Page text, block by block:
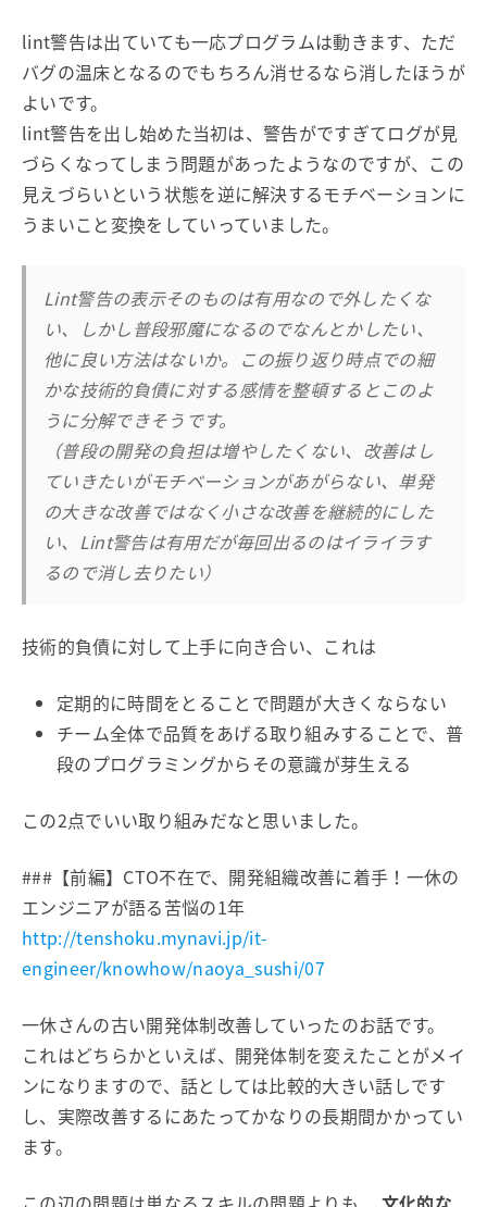
lint警告は出ていても一応プログラムは動きます、ただ
バグの温床となるのでもちろん消せるなら消したほうが
よいです。
lint警告を出し始めた当初は、警告がですぎてログが見
づらくなってしまう問題があったようなのですが、この
見えづらいという状態を逆に解決するモチベーションに
うまいこと変換をしていっていました。
Lint警告の表示そのものは有用なので外したくな
い、しかし普段邪魔になるのでなんとかしたい、
他に良い方法はないか。この振り返り時点での細
かな技術的負債に対する感情を整頓するとこのよ
うに分解できそうです。
（普段の開発の負担は増やしたくない、改善はし
ていきたいがモチベーションがあがらない、単発
の大きな改善ではなく小さな改善を継続的にした
い、Lint警告は有用だが毎回出るのはイライラす
るので消し去りたい）
技術的負債に対して上手に向き合い、これは
定期的に時間をとることで問題が大きくならない
チーム全体で品質をあげる取り組みすることで、普
段のプログラミングからその意識が芽生える
この2点でいい取り組みだなと思いました。
###【前編】CTO不在で、開発組織改善に着手！一休の
エンジニアが語る苦悩の1年
http://tenshoku.mynavi.jp/it-
engineer/knowhow/naoya_sushi/07
一休さんの古い開発体制改善していったのお話です。
これはどちらかといえば、開発体制を変えたことがメイ
ンになりますので、話としては比較的大きい話しです
し、実際改善するにあたってかなりの長期間かかってい
ます。